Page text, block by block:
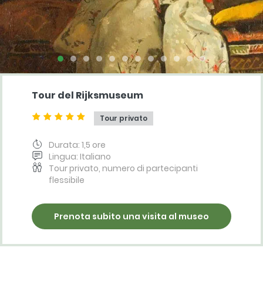
Tour del Rijksmuseum
Tour privato
Durata: 1,5 ore
Lingua: Italiano
Tour privato, numero di partecipanti
flessibile
Prenota subito una visita al museo